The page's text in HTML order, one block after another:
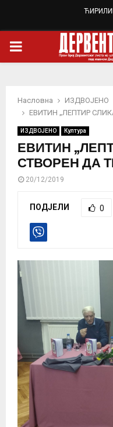
PRIMARY
Насловна
ИЗДВОЈЕНО
ЕВИТИН „ЛЕПТИР
ИЗДВОЈЕНО Култура
ЕВИТИН
СТВОРЕН ДА
20/12/2019
ПОДЈЕЛИ 0